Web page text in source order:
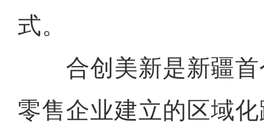
式。
合创美新是新疆首
零售企业建立的区域